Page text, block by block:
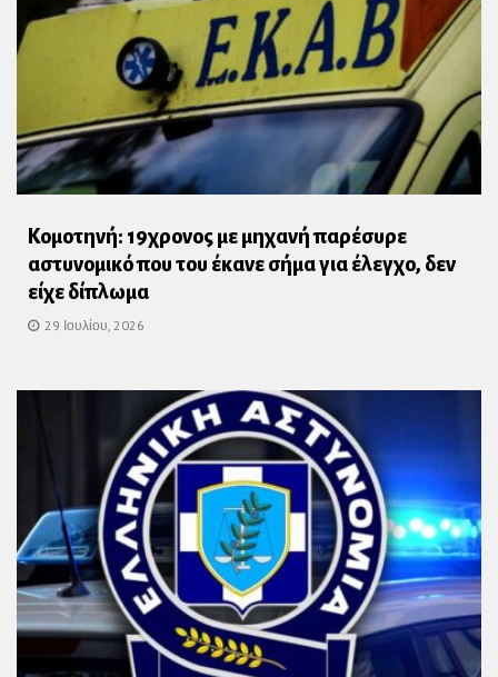
Κομοτηνή: 19χρονος με μηχανή παρέσυρε
αστυνομικό που του έκανε σήμα για έλεγχο, δεν
είχε δίπλωμα
29 Ιουλίου, 2026